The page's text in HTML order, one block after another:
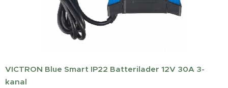
VICTRON Blue Smart IP22 Batterilader 12V 30A 3-
kanal